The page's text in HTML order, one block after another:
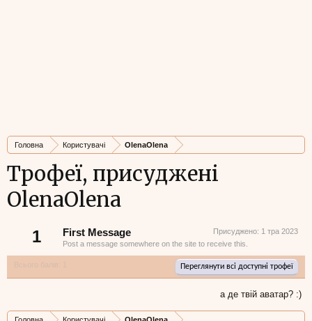
Головна Користувачі OlenaOlena
Трофеї, присуджені
OlenaOlena
1 Присуджено: 1 тра 2023
First Message
Post a message somewhere on the site to receive this.
Переглянути всі доступні трофеї
а де твій аватар? :)